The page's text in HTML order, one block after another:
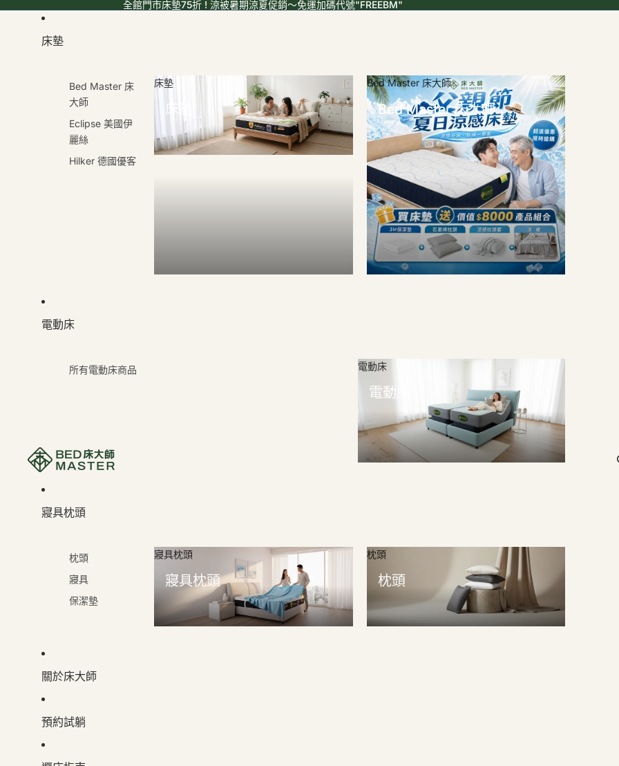
全館門市床墊75折 ! 涼被暑期涼夏促銷～免運加碼代號"FREEBM"
床墊
Bed Master 床
大師
Eclipse 美國伊
麗絲
Hilker 德國優客
床墊
床墊
Bed Master 床大師
Bed Master 床大師
電動床
所有電動床商品 電動床
電動床
寢具枕頭
枕頭
寢具
保潔墊
寢具枕頭
寢具枕頭
枕頭
枕頭
關於床大師
預約試躺